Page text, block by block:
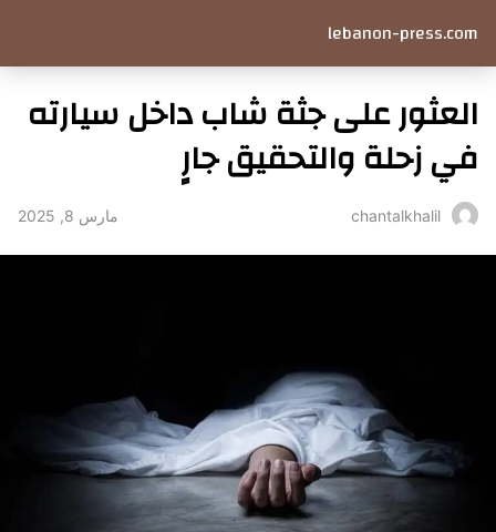
lebanon-press.com
العثور على جثة شاب داخل سيارته
في زحلة والتحقيق جارٍ
chantalkhalil مارس 8, 2025